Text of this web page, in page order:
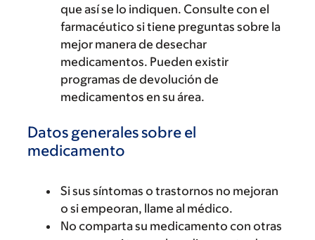
que así se lo indiquen. Consulte con el
farmacéutico si tiene preguntas sobre la
mejor manera de desechar
medicamentos. Pueden existir
programas de devolución de
medicamentos en su área.
Datos generales sobre el
medicamento
Si sus síntomas o trastornos no mejoran
o si empeoran, llame al médico.
No comparta su medicamento con otras